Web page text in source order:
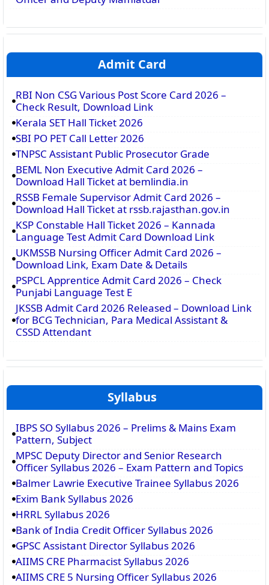
Admit Card
RBI Non CSG Various Post Score Card 2026 –
Check Result, Download Link
Kerala SET Hall Ticket 2026
SBI PO PET Call Letter 2026
TNPSC Assistant Public Prosecutor Grade
BEML Non Executive Admit Card 2026 –
Download Hall Ticket at bemlindia.in
RSSB Female Supervisor Admit Card 2026 –
Download Hall Ticket at rssb.rajasthan.gov.in
KSP Constable Hall Ticket 2026 – Kannada
Language Test Admit Card Download Link
UKMSSB Nursing Officer Admit Card 2026 –
Download Link, Exam Date & Details
PSPCL Apprentice Admit Card 2026 – Check
Punjabi Language Test E
JKSSB Admit Card 2026 Released – Download Link
for BCG Technician, Para Medical Assistant &
CSSD Attendant
Syllabus
IBPS SO Syllabus 2026 – Prelims & Mains Exam
Pattern, Subject
MPSC Deputy Director and Senior Research
Officer Syllabus 2026 – Exam Pattern and Topics
Balmer Lawrie Executive Trainee Syllabus 2026
Exim Bank Syllabus 2026
HRRL Syllabus 2026
Bank of India Credit Officer Syllabus 2026
GPSC Assistant Director Syllabus 2026
AIIMS CRE Pharmacist Syllabus 2026
AIIMS CRE 5 Nursing Officer Syllabus 2026